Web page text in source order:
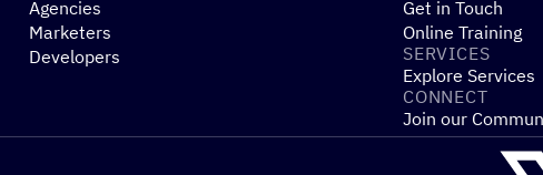
Agencies
Marketers
Developers
Get in Touch
Online Training
SERVICES
Explore Services
CONNECT
Join our